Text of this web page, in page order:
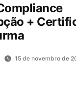
+
15 de novembro de